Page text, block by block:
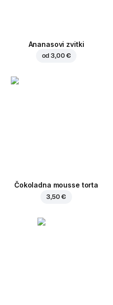
Ananasovi zvitki
od3,00 €
Čokoladna mousse torta
3,50 €